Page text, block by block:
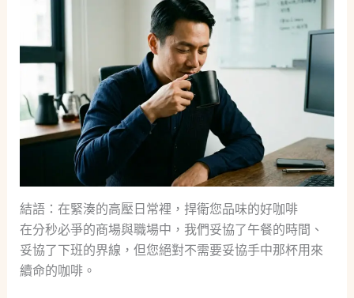
結語：在緊湊的高壓日常裡，捍衛您品味的好咖啡
在分秒必爭的商場與職場中，我們妥協了午餐的時間、
妥協了下班的界線，但您絕對不需要妥協手中那杯用來
續命的咖啡。